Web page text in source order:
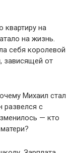
квартиру на
на жизнь.
себя королевой
зависящей от
Михаил стал
развелся с
— кто